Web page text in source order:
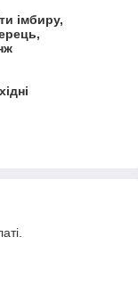
імбиру,